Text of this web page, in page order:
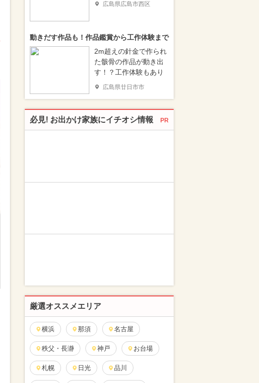
広島県広島市西区
動きだす作品も！作品鑑賞から工作体験まで
2m超えの針金で作られ
た骸骨の作品が動き出
す！？工作体験もあり
広島県廿日市市
必見! お出かけ家族にイチオシ情報 PR
厳選オススメエリア
横浜 那須 名古屋
秩父・長瀞 神戸 お台場
札幌 日光 品川